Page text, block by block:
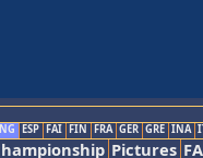
ESP FAI FIN FRA GER GRE INA
Pictures